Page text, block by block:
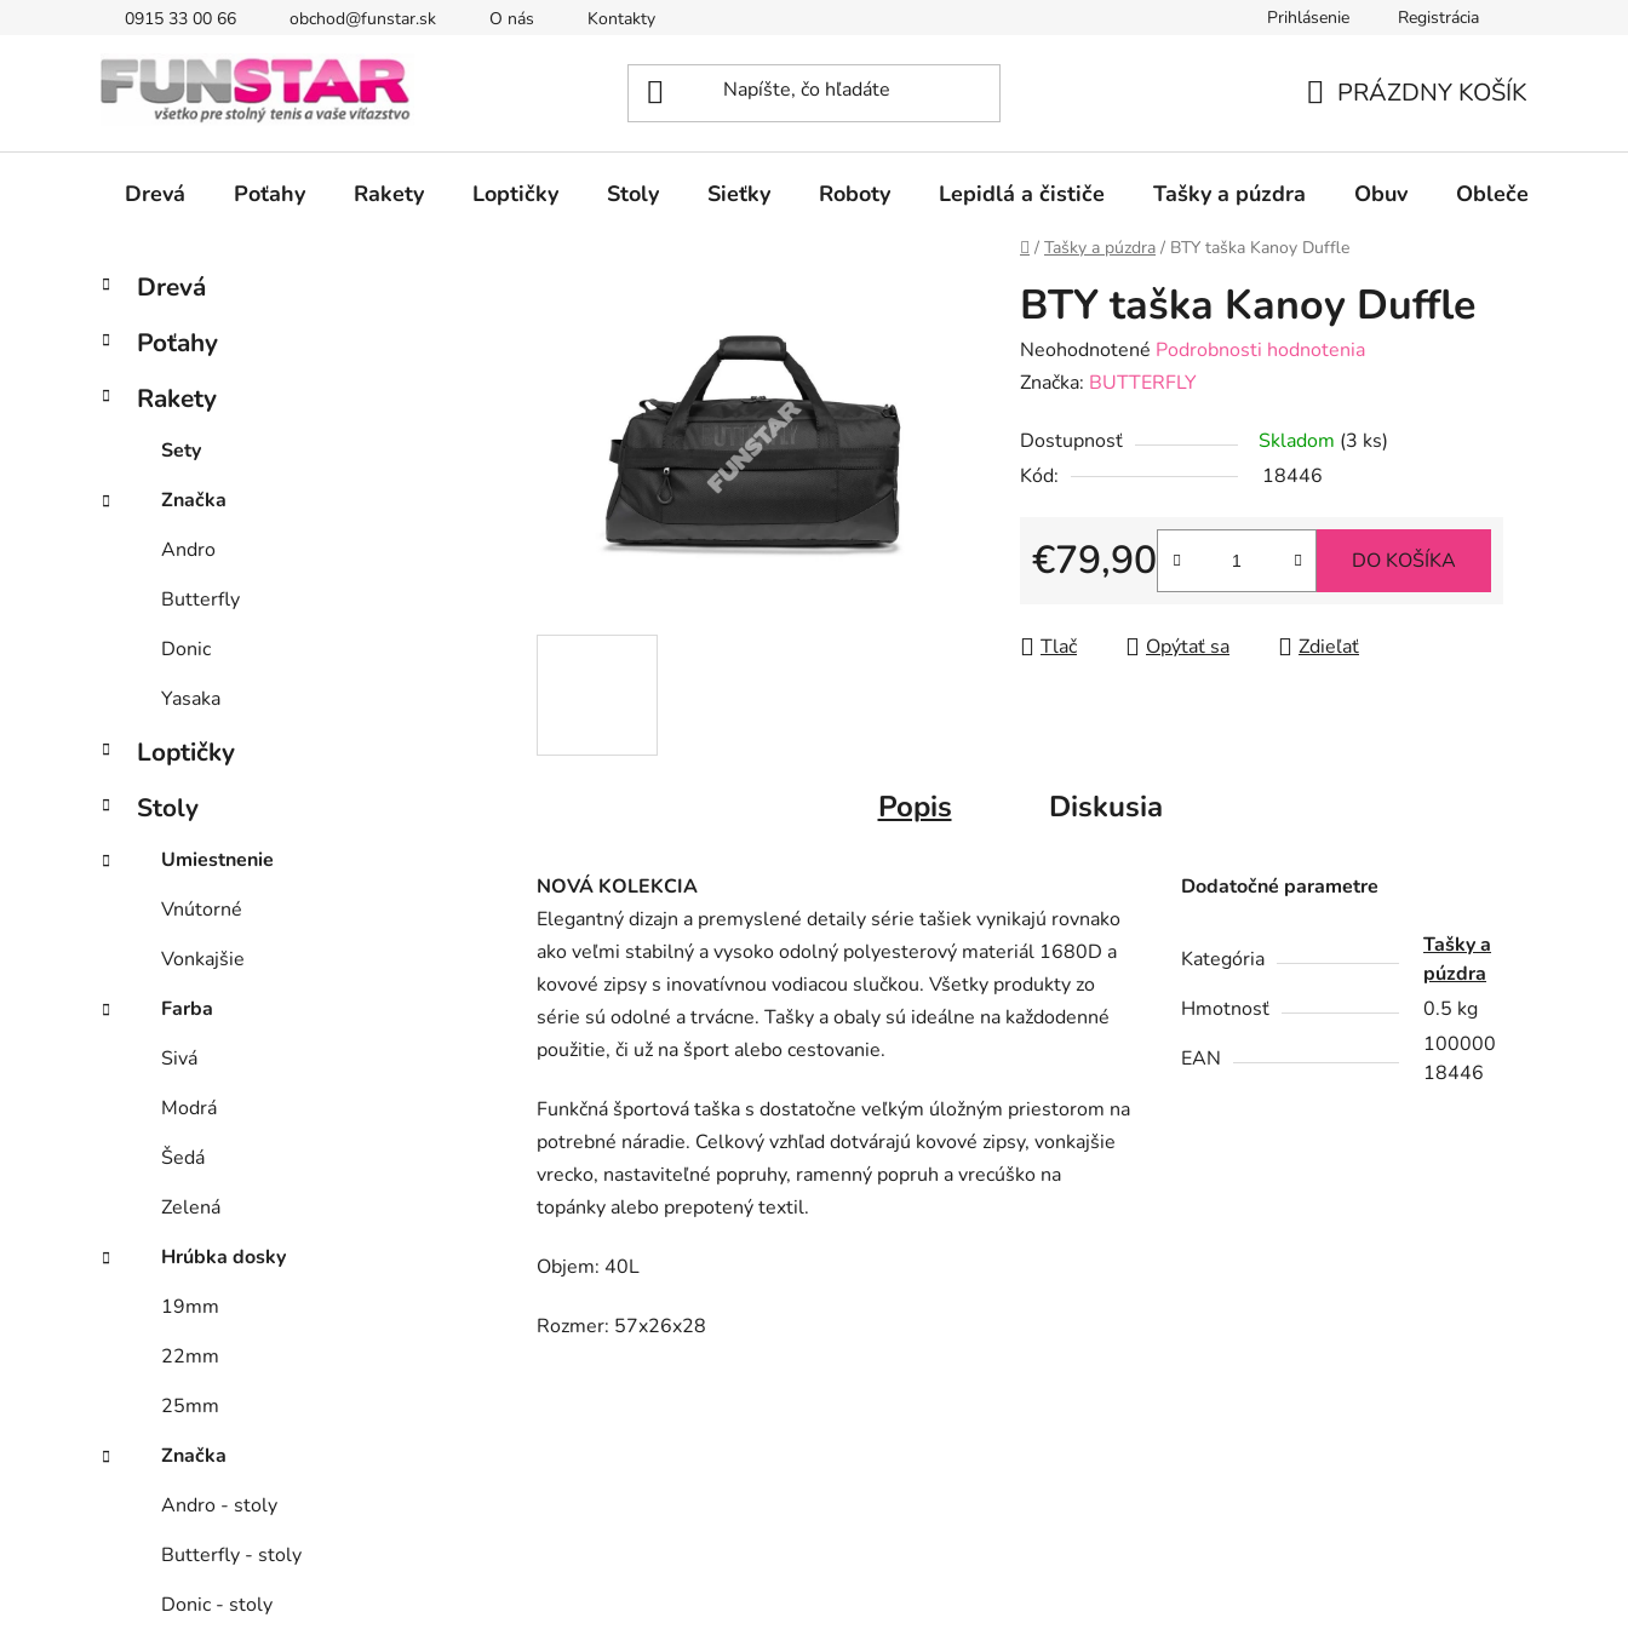
0915 33 00 66 obchod@funstar.sk O nás Kontakty Prihlásenie Registrácia
KOŠÍK
PRÁZDNY KOŠÍK
Drevá Poťahy Rakety Loptičky Stoly Sieťky Roboty Lepidlá a čističe Tašky a púzdra Obuv Oblečenie
Domov
/ Tašky a púzdra / BTY taška Kanoy Duffle
B
č
ý
n
Preskočiť
kategórie
K
a
e
ó
Drevá
Poťahy
Rakety
Sety
Značka
Andro
Butterfly
Donic
Yasaka
Loptičky
Stoly
Umiestnenie
Vnútorné
Vonkajšie
Farba
Sivá
Modrá
Šedá
Zelená
Hrúbka dosky
19mm
22mm
25mm
Značka
Andro - stoly
Butterfly - stoly
Donic - stoly
BTY taška Kanoy Duffle
Priemerné
hodnotenie
je
0,0
hviezdičiek.
Neohodnotené Podrobnosti hodnotenia
Značka: BUTTERFLY
Dostupnosť Skladom (3 ks)
Kód:
18446
€79,90
Jednotková cena:
DO KOŠÍKA
Tlač Opýtať sa Zdieľať
Popis Diskusia
NOVÁ KOLEKCIA
Elegantný dizajn a premyslené detaily série tašiek vynikajú rovnako
ako veľmi stabilný a vysoko odolný polyesterový materiál 1680D a
kovové zipsy s inovatívnou vodiacou slučkou. Všetky produkty zo
série sú odolné a trvácne. Tašky a obaly sú ideálne na každodenné
použitie, či už na šport alebo cestovanie.
Funkčná športová taška s dostatočne veľkým úložným priestorom na
potrebné náradie. Celkový vzhľad dotvárajú kovové zipsy, vonkajšie
vrecko, nastaviteľné popruhy, ramenný popruh a vrecúško na
topánky alebo prepotený textil.
Objem: 40L
Rozmer: 57x26x28
Dodatočné parametre
Kategória
Tašky a
púzdra
Hmotnosť
0.5 kg
EAN
100000
18446